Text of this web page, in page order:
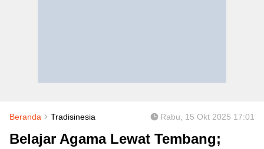
Beranda Tradisinesia Rabu, 15 Okt 2025 17:01
Belajar Agama Lewat Tembang;